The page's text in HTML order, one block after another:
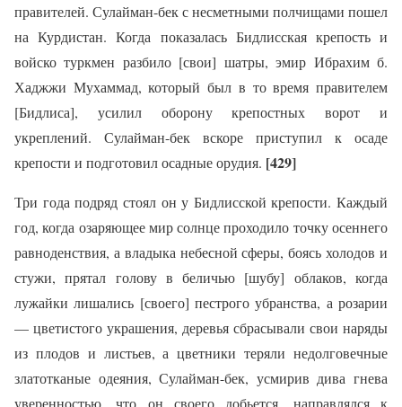
правителей. Сулайман-бек с несметными полчищами пошел
на Курдистан. Когда показалась Бидлисская крепость и
войско туркмен разбило [свои] шатры, эмир Ибрахим б.
Хаджжи Мухаммад, который был в то время правителем
[Бидлиса], усилил оборону крепостных ворот и
укреплений. Сулайман-бек вскоре приступил к осаде
крепости и подготовил осадные орудия. [429]
Три года подряд стоял он у Бидлисской крепости. Каждый
год, когда озаряющее мир солнце проходило точку осеннего
равноденствия, а владыка небесной сферы, боясь холодов и
стужи, прятал голову в беличью [шубу] облаков, когда
лужайки лишались [своего] пестрого убранства, а розарии
— цветистого украшения, деревья сбрасывали свои наряды
из плодов и листьев, а цветники теряли недолговечные
златотканые одеяния, Сулайман-бек, усмирив дива гнева
уверенностью, что он своего добьется, направлялся к